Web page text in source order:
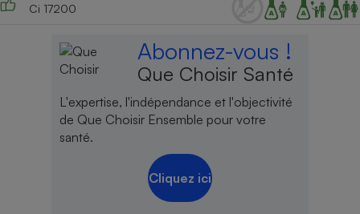
Ci 17200
Abonnez-vous !
Que Choisir Santé
L'expertise, l'indépendance et l'objectivité
de Que Choisir Ensemble pour votre
santé.
Cliquez ici